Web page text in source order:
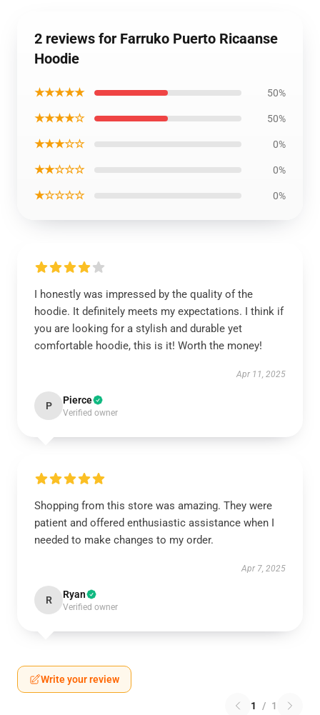
2 reviews for Farruko Puerto Ricaanse
Hoodie
★★★★★ 50%
★★★★☆ 50%
★★★☆☆ 0%
★★☆☆☆ 0%
★☆☆☆☆ 0%
I honestly was impressed by the quality of the
hoodie. It definitely meets my expectations. I think if
you are looking for a stylish and durable yet
comfortable hoodie, this is it! Worth the money!
Apr 11, 2025
P Pierce
Verified owner
Shopping from this store was amazing. They were
patient and offered enthusiastic assistance when I
needed to make changes to my order.
Apr 7, 2025
R Ryan
Verified owner
Write your review
1 / 1